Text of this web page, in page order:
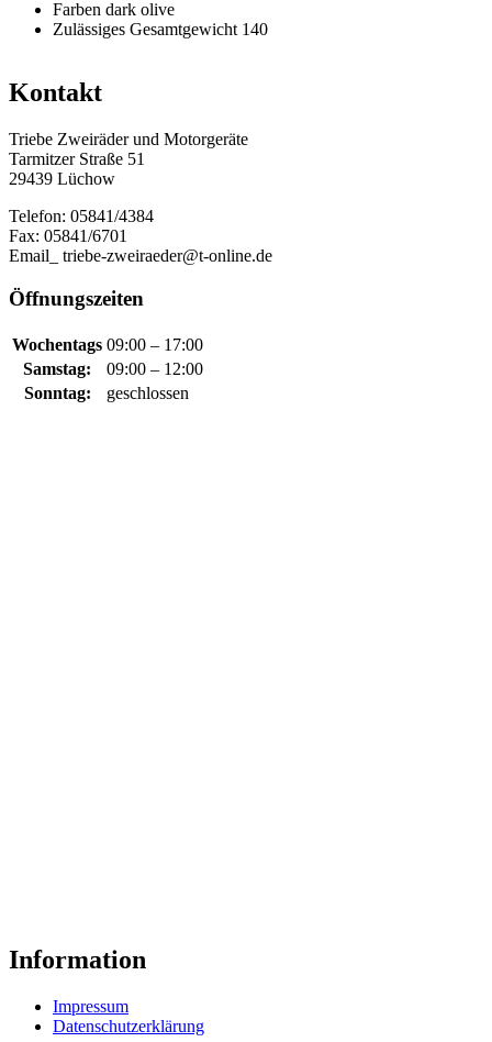
Farben dark olive
Zulässiges Gesamtgewicht 140
Kontakt
Triebe Zweiräder und Motorgeräte
Tarmitzer Straße 51
29439 Lüchow
Telefon: 05841/4384
Fax: 05841/6701
Email_ triebe-zweiraeder@t-online.de
Öffnungszeiten
Wochentags 09:00 – 17:00
Samstag:
09:00 – 12:00
Sonntag:
geschlossen
Information
Impressum
Datenschutzerklärung